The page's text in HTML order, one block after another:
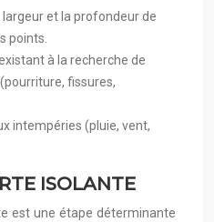
et la profondeur de
points.
à la recherche de
fissures,
intempéries (pluie, vent,
ISOLANTE
est une étape déterminante